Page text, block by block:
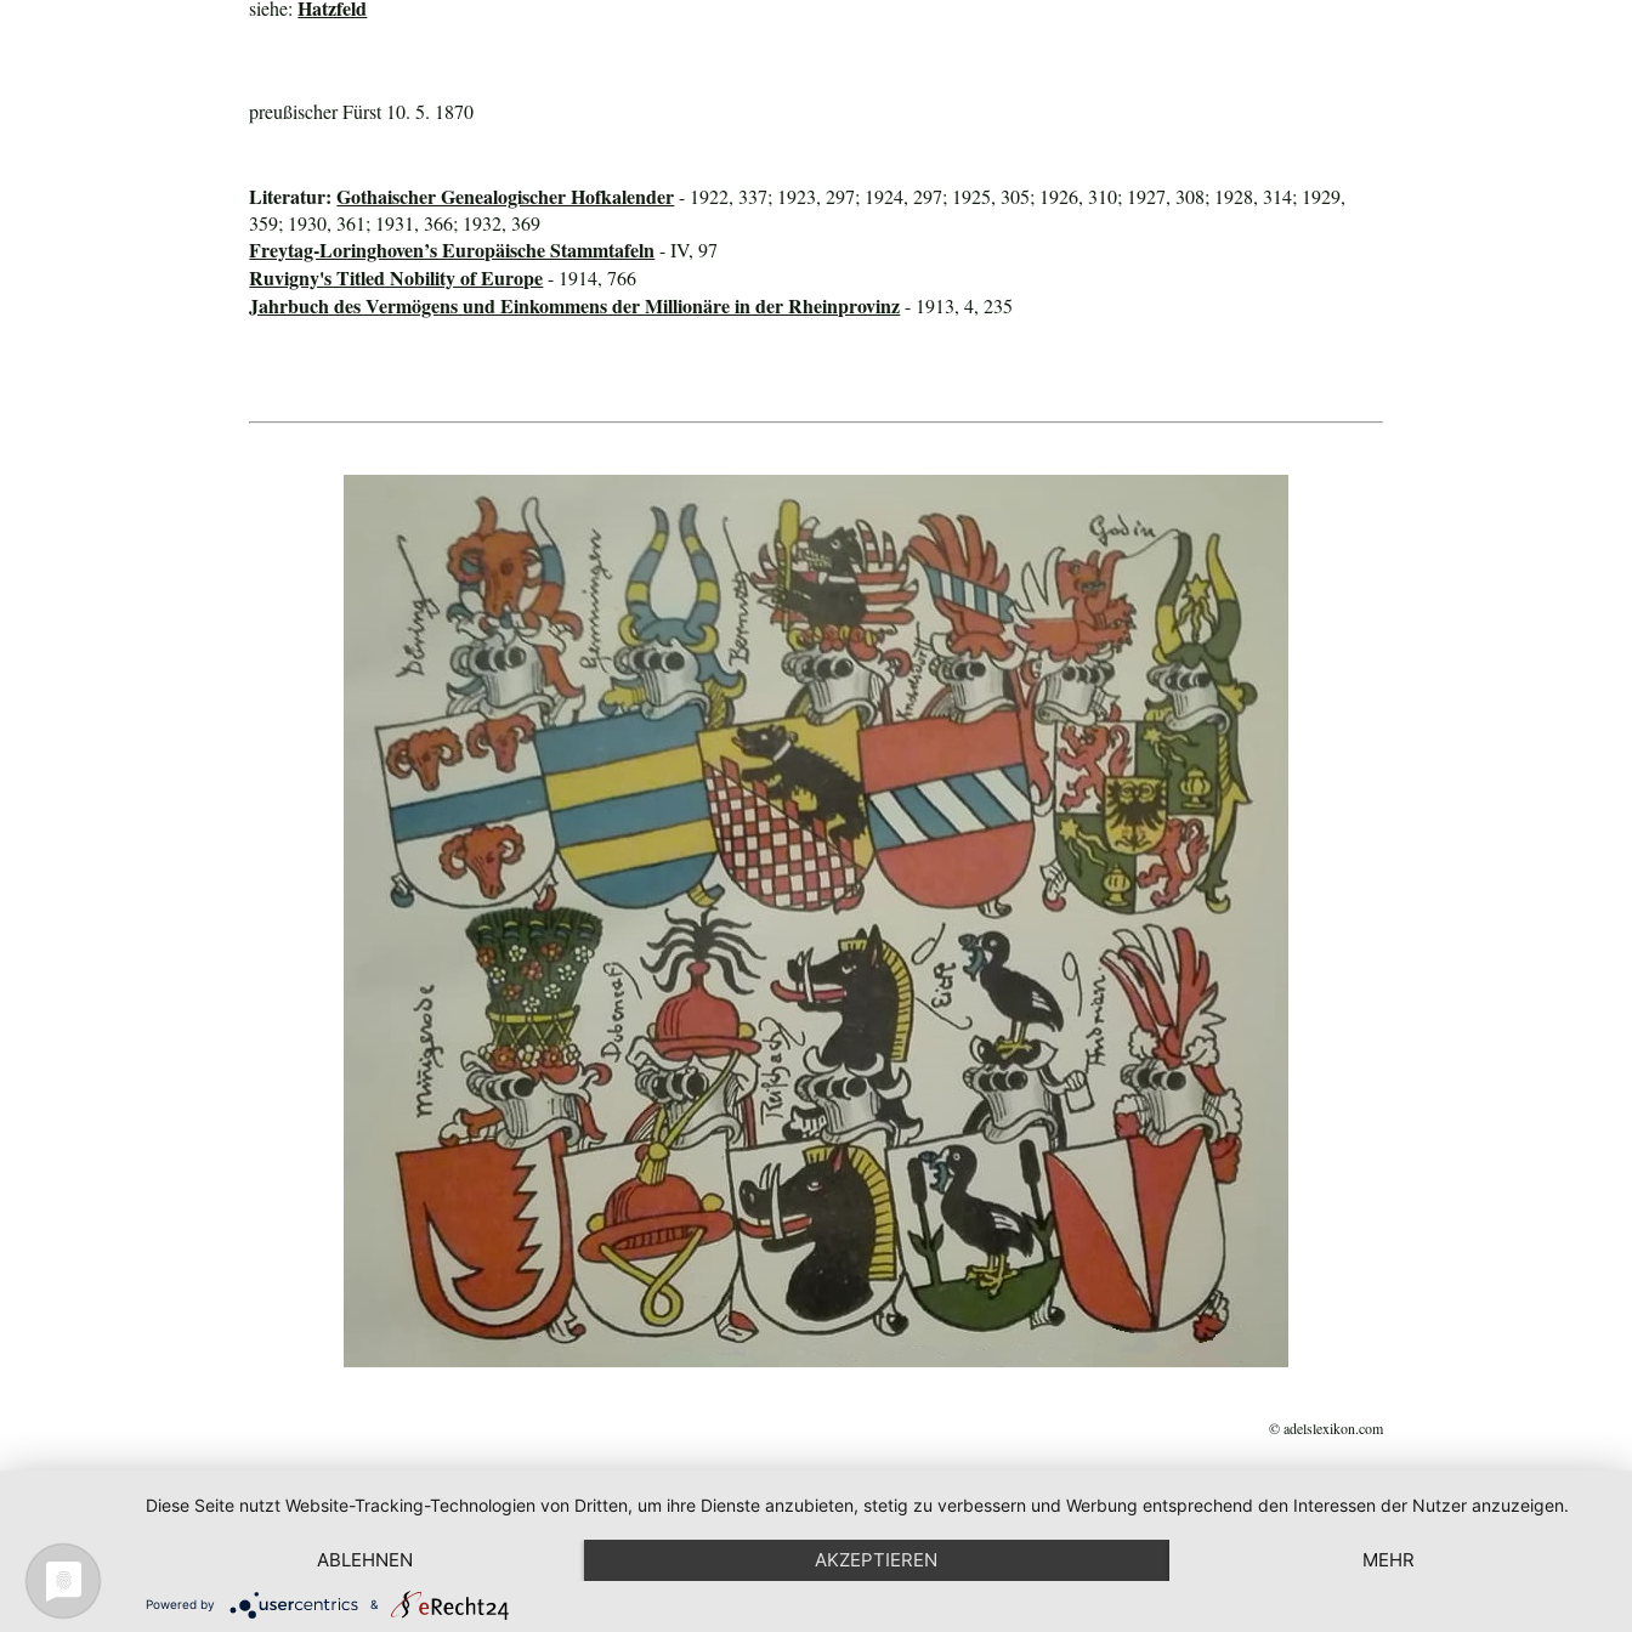
siehe:Hatzfeld
preußischer Fürst 10. 5. 1870
Literatur:Gothaischer Genealogischer Hofkalender- 1922, 337; 1923, 297; 1924, 297; 1925, 305; 1926, 310; 1927, 308; 1928, 314; 1929,
359; 1930, 361; 1931, 366; 1932, 369
Freytag-Loringhoven’s Europäische Stammtafeln- IV, 97
Ruvigny's Titled Nobility of Europe- 1914, 766
Jahrbuch des Vermögens und Einkommens der Millionäre in der Rheinprovinz- 1913, 4, 235
© adelslexikon.com
Diese Seite nutzt Website-Tracking-Technologien von Dritten, um ihre Dienste anzubieten, stetig zu verbessern und Werbung entsprechend den Interessen der Nutzer anzuzeigen.
ABLEHNEN AKZEPTIEREN MEHR
Powered by &